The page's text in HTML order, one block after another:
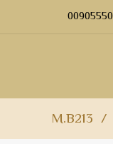
/
M.B213